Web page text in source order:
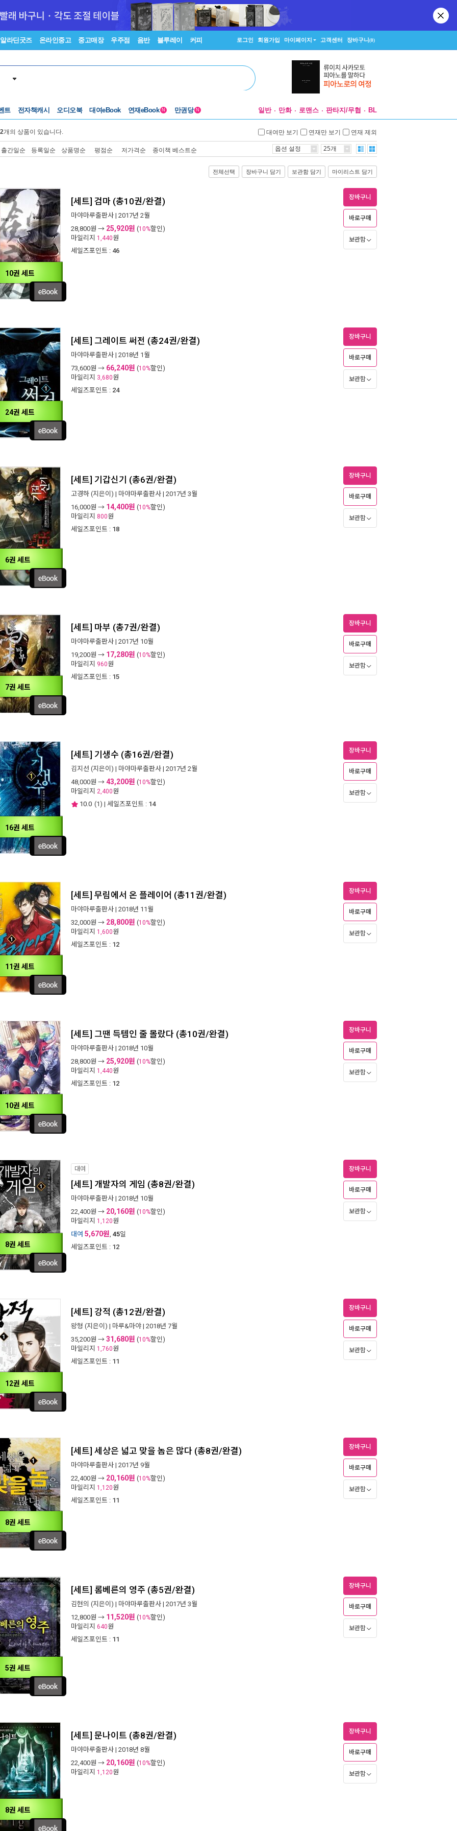
알라딘굿즈 온라인중고 중고매장 우주점 음반 블루레이 커피 로그인 회원가입 마이페이지 고객센터 장바구니(0)
트 전자책캐시 오디오북 대여eBook 연재eBook N 만권당 N 일반 만화 로맨스 판타지/무협 BL
개의 상품이 있습니다. 대여만 보기 연재만 보기 연재 제외
출간일순 등록일순 상품명순 평점순 저가격순 종이책 베스트순 옵션 설정 25개
전체선택 장바구니 담기 보관함 담기 마이리스트 담기
10권 세트
[세트] 검마 (총10권/완결)
마야마루출판사 | 2017년 2월
28,800원 → 25,920원 (10%할인)
마일리지 1,440원
세일즈포인트 : 46
장바구니
바로구매
보관함
24권 세트
[세트] 그레이트 써전 (총24권/완결)
마야마루출판사 | 2018년 1월
73,600원 → 66,240원 (10%할인)
마일리지 3,680원
세일즈포인트 : 24
장바구니
바로구매
보관함
6권 세트
[세트] 기갑신기 (총6권/완결)
고경하 (지은이) | 마야마루출판사 | 2017년 3월
16,000원 → 14,400원 (10%할인)
마일리지 800원
세일즈포인트 : 18
장바구니
바로구매
보관함
7권 세트
[세트] 마부 (총7권/완결)
마야마루출판사 | 2017년 10월
19,200원 → 17,280원 (10%할인)
마일리지 960원
세일즈포인트 : 15
장바구니
바로구매
보관함
16권 세트
[세트] 기생수 (총16권/완결)
김지선 (지은이) | 마야마루출판사 | 2017년 2월
48,000원 → 43,200원 (10%할인)
마일리지 2,400원
10.0 (1) | 세일즈포인트 : 14
장바구니
바로구매
보관함
11권 세트
[세트] 무림에서 온 플레이어 (총11권/완결)
마야마루출판사 | 2018년 11월
32,000원 → 28,800원 (10%할인)
마일리지 1,600원
세일즈포인트 : 12
장바구니
바로구매
보관함
10권 세트
[세트] 그땐 득템인 줄 몰랐다 (총10권/완결)
마야마루출판사 | 2018년 10월
28,800원 → 25,920원 (10%할인)
마일리지 1,440원
세일즈포인트 : 12
장바구니
바로구매
보관함
8권 세트
대여
[세트] 개발자의 게임 (총8권/완결)
마야마루출판사 | 2018년 10월
22,400원 → 20,160원 (10%할인)
마일리지 1,120원
대여 5,670원, 45일
세일즈포인트 : 12
장바구니
바로구매
보관함
12권 세트
[세트] 강적 (총12권/완결)
왕형 (지은이) | 마루&마야 | 2018년 7월
35,200원 → 31,680원 (10%할인)
마일리지 1,760원
세일즈포인트 : 11
장바구니
바로구매
보관함
8권 세트
[세트] 세상은 넓고 맞을 놈은 많다 (총8권/완결)
마야마루출판사 | 2017년 9월
22,400원 → 20,160원 (10%할인)
마일리지 1,120원
세일즈포인트 : 11
장바구니
바로구매
보관함
5권 세트
[세트] 롬베른의 영주 (총5권/완결)
김현의 (지은이) | 마야마루출판사 | 2017년 3월
12,800원 → 11,520원 (10%할인)
마일리지 640원
세일즈포인트 : 11
장바구니
바로구매
보관함
8권 세트
[세트] 문나이트 (총8권/완결)
마야마루출판사 | 2018년 8월
22,400원 → 20,160원 (10%할인)
마일리지 1,120원
장바구니
바로구매
보관함